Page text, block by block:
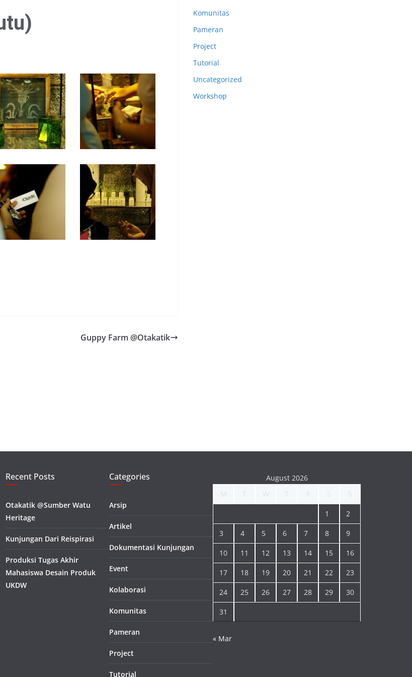
Guppy Farm @Otakatik
Komunitas
Pameran
Project
Tutorial
Uncategorized
Workshop
Recent Posts
Otakatik @Sumber Watu
Heritage
Kunjungan Dari Reispirasi
Produksi Tugas Akhir
Mahasiswa Desain Produk
UKDW
Categories
Arsip
Artikel
Dokumentasi Kunjungan
Event
Kolaborasi
Komunitas
Pameran
Project
Tutorial
August 2026
1 2
3 4 5 6 7 8 9
10 11 12 13 14 15 16
17 18 19 20 21 22 23
24 25 26 27 28 29 30
31
« Mar